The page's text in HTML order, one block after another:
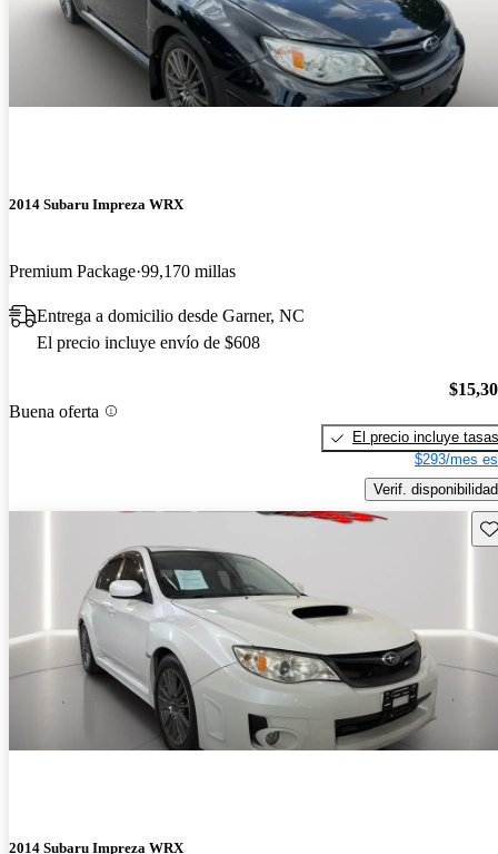
2014 Subaru Impreza WRX
Premium Package 99,170 millas
Entrega a domicilio desde Garner, NC
El precio incluye envío de $608
Buena oferta
El precio incluye tasas
$293/mes
Verif. disponibilidad
2014 Subaru Impreza WRX